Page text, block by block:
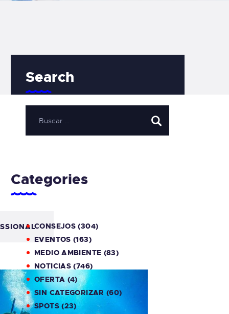
Search
Categories
CONSEJOS (304)
EVENTOS (163)
MEDIO AMBIENTE (83)
NOTICIAS (746)
OFERTA(4)
SIN CATEGORIZAR (60)
SPOTS(23)